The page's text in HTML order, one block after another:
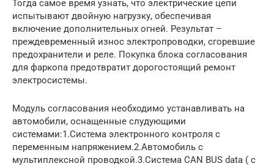
Тогда самое время узнать, что электрические цепи
испытывают двойную нагрузку, обеспечивая
включение дополнительных огней. Результат –
преждевременный износ электропроводки, сгоревшие
предохранители и реле. Покупка блока согласования
для фаркопа предотвратит дорогостоящий ремонт
электросистемы.
Модуль согласования необходимо устанавливать на
автомобили, оснащенные слудующими
системами:1.Система электронного контроля с
переменным напряжением.2.Автомобиль с
мультиплексной проводкой.3.Система CAN BUS data ( с